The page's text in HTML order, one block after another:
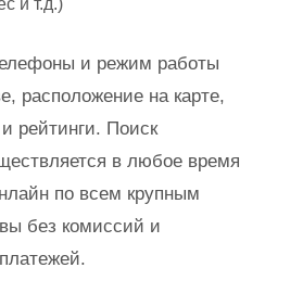
и т.д.)
и режим работы
расположение на карте,
рейтинги. Поиск
в любое время
по всем крупным
без комиссий и